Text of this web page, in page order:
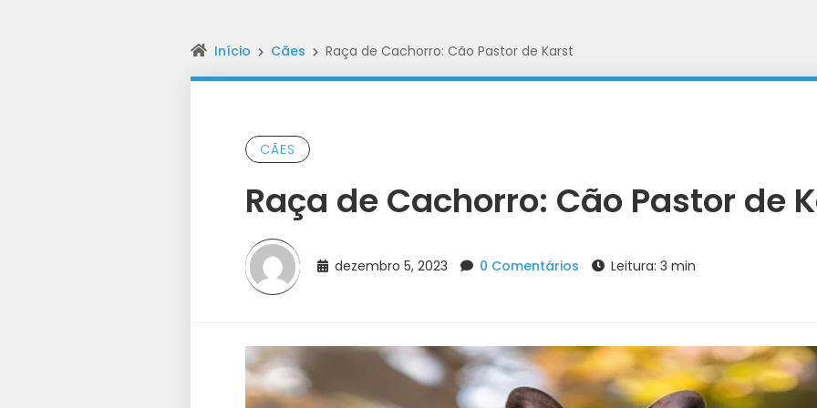
Início Cães Raça de Cachorro: Cão Pastor de Karst
CÃES
Raça de Cachorro: Cão Pastor de
dezembro 5, 2023 0 Comentários Leitura: 3 min